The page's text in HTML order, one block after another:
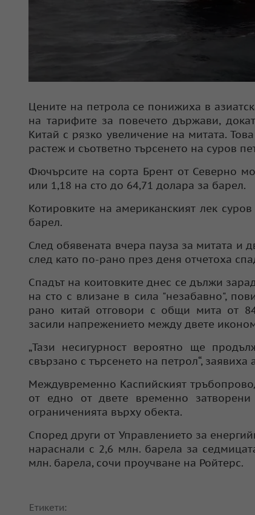
Цените на петрола се понижиха в
на тарифите за повечето държави,
Китай с рязко увеличение на митата.
растеж и съответно търсенето на суров
Фючърсите на сорта Брент от Северно
или 1,18 на сто до 64,71 долара за барел.
Котировките на американският лек
барел.
След обявената вчера пауза за митата и
след като по-рано през деня отчетоха
Спадът на коитовките днес се дължи
на сто с влизане в сила "незабавно",
рано китай отговори с общи мита от
засили напрежението между двете
„Тази несигурност вероятно ще
свързано с търсенето на петрол“,
Междувременно Каспийският
от едно от двете временно
ограниченията върху обекта.
Според други от Управлението за
нараснали с 2,6 млн. барела за
млн. барела, сочи проучване на Ройтерс.
Етикети: